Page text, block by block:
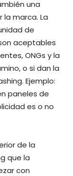
una
marca. La
de
aceptables
ONGs y la
o si dan la
Ejemplo:
paneles de
es o no
de la
que la
con